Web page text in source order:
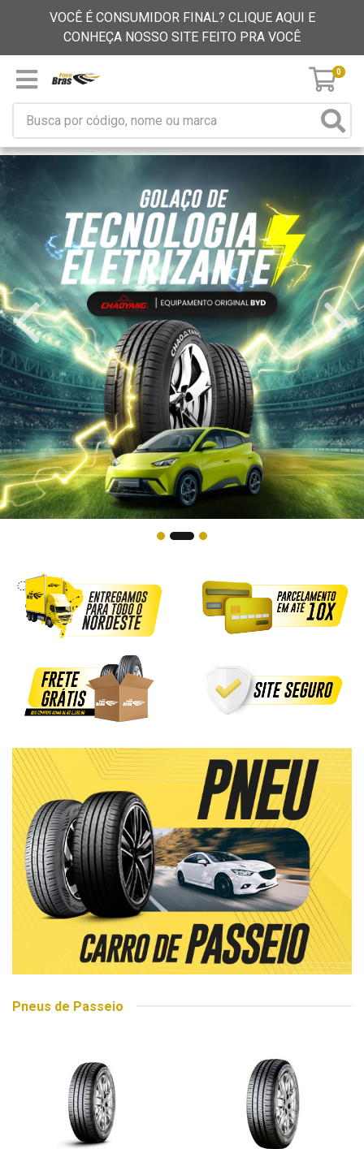
VOCÊ É CONSUMIDOR FINAL? CLIQUE AQUI E
CONHEÇA NOSSO SITE FEITO PRA VOCÊ
0
Pneus de Passeio